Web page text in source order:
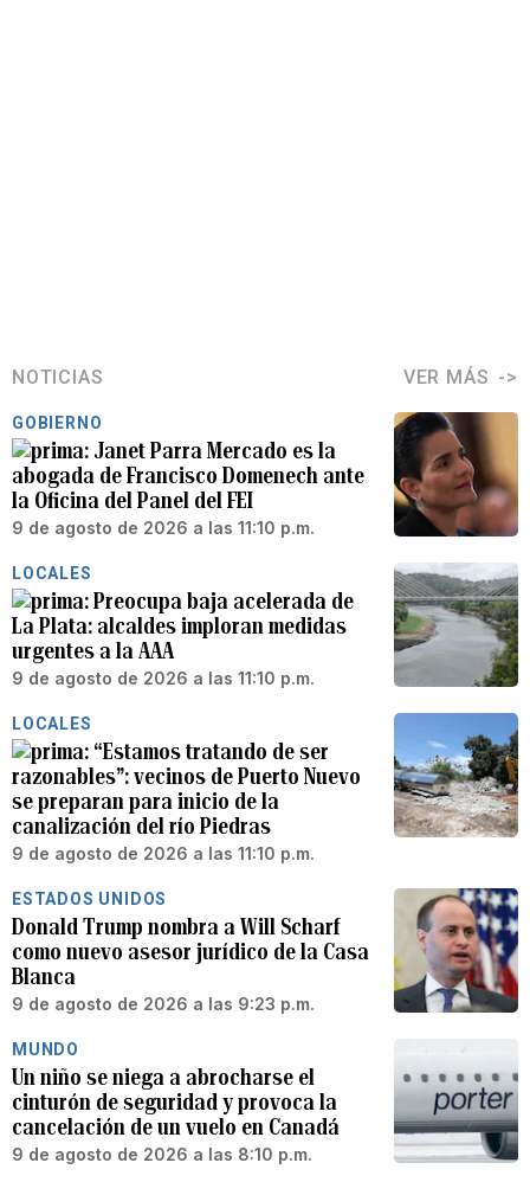
NOTICIAS VER MÁS
GOBIERNO
Janet Parra Mercado es la
abogada de Francisco Domenech ante
la Oficina del Panel del FEI
9 de agosto de 2026 a las 11:10 p.m.
LOCALES
Preocupa baja acelerada de
La Plata: alcaldes imploran medidas
urgentes a la AAA
9 de agosto de 2026 a las 11:10 p.m.
LOCALES
“Estamos tratando de ser
razonables”: vecinos de Puerto Nuevo
se preparan para inicio de la
canalización del río Piedras
9 de agosto de 2026 a las 11:10 p.m.
ESTADOS UNIDOS
Donald Trump nombra a Will Scharf
como nuevo asesor jurídico de la Casa
Blanca
9 de agosto de 2026 a las 9:23 p.m.
MUNDO
Un niño se niega a abrocharse el
cinturón de seguridad y provoca la
cancelación de un vuelo en Canadá
9 de agosto de 2026 a las 8:10 p.m.